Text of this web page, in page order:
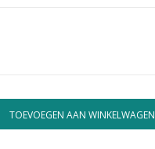
TOEVOEGEN AAN WINKELWAGEN